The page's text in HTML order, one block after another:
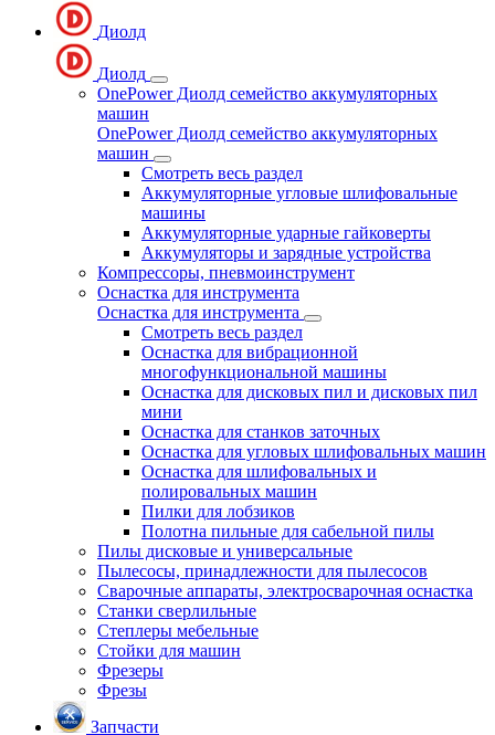
Диолд
Диолд
OnePower Диолд семейство аккумуляторных
машин
OnePower Диолд семейство аккумуляторных
машин
Смотреть весь раздел
Аккумуляторные угловые шлифовальные
машины
Аккумуляторные ударные гайковерты
Аккумуляторы и зарядные устройства
Компрессоры, пневмоинструмент
Оснастка для инструмента
Оснастка для инструмента
Смотреть весь раздел
Оснастка для вибрационной
многофункциональной машины
Оснастка для дисковых пил и дисковых пил
мини
Оснастка для станков заточных
Оснастка для угловых шлифовальных машин
Оснастка для шлифовальных и
полировальных машин
Пилки для лобзиков
Полотна пильные для сабельной пилы
Пилы дисковые и универсальные
Пылесосы, принадлежности для пылесосов
Сварочные аппараты, электросварочная оснастка
Станки сверлильные
Степлеры мебельные
Стойки для машин
Фрезеры
Фрезы
Запчасти